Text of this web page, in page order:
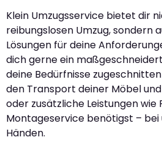
Klein Umzugsservice bietet dir
reibungslosen Umzug, sondern
Lösungen für deine
dich gerne ein
deine Bedürfnisse
den Transport deiner Möbel
oder zusätzliche Leistungen wie
Montageservice benötigst – bei
Händen.